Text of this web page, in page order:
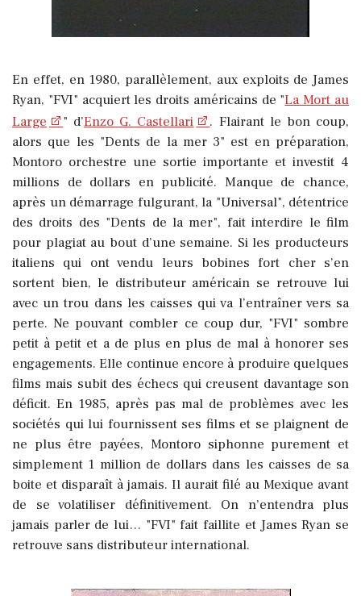
En effet, en 1980, parallèlement, aux exploits de James
Ryan, "FVI" acquiert les droits américains de "La Mort au
Large
" d’Enzo G. Castellari
. Flairant le bon coup,
alors que les "Dents de la mer 3" est en préparation,
Montoro orchestre une sortie importante et investit 4
millions de dollars en publicité. Manque de chance,
après un démarrage fulgurant, la "Universal", détentrice
des droits des "Dents de la mer", fait interdire le film
pour plagiat au bout d’une semaine. Si les producteurs
italiens qui ont vendu leurs bobines fort cher s’en
sortent bien, le distributeur américain se retrouve lui
avec un trou dans les caisses qui va l’entraîner vers sa
perte. Ne pouvant combler ce coup dur, "FVI" sombre
petit à petit et a de plus en plus de mal à honorer ses
engagements. Elle continue encore à produire quelques
films mais subit des échecs qui creusent davantage son
déficit. En 1985, après pas mal de problèmes avec les
sociétés qui lui fournissent ses films et se plaignent de
ne plus être payées, Montoro siphonne purement et
simplement 1 million de dollars dans les caisses de sa
boite et disparaît à jamais. Il aurait filé au Mexique avant
de se volatiliser définitivement. On n’entendra plus
jamais parler de lui… "FVI" fait faillite et James Ryan se
retrouve sans distributeur international.